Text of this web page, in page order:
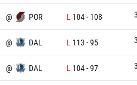
@ POR L 104- 108
@ DAL L 113 -95
@ DAL L 104-97